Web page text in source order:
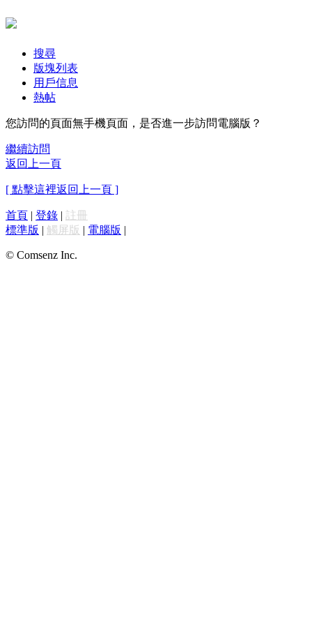
搜尋
版塊列表
用戶信息
熱帖
您訪問的頁面無手機頁面，是否進一步訪問電腦版？
繼續訪問
返回上一頁
[ 點擊這裡返回上一頁 ]
首頁 | 登錄 | 註冊
標準版 | 觸屏版 | 電腦版 |
© Comsenz Inc.